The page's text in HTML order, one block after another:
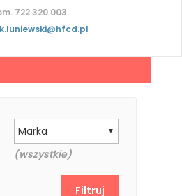
722 320 003
▼
Marka
(wszystkie)